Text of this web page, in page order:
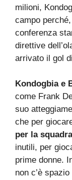
milioni,
campo
conferenza
direttive
arrivato il gol
Kondogbia e
come Frank
suo
che per
per la squadra
inutili, per
prime donne.
non c’è